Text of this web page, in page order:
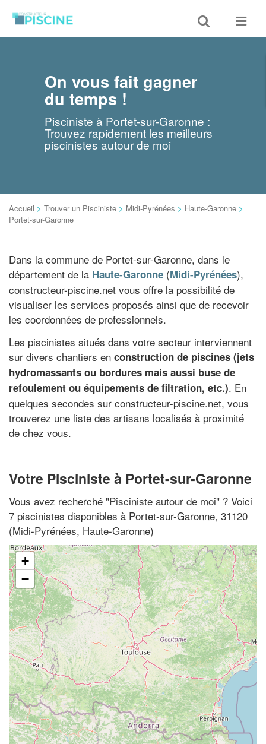
Toggle
search
Toggle
On vous fait gagner
du temps !
Pisciniste à Portet-sur-Garonne :
Trouvez rapidement les meilleurs
piscinistes autour de moi
Accueil > Trouver un Pisciniste > Midi-Pyrénées > Haute-Garonne >
Portet-sur-Garonne
Dans la commune de Portet-sur-Garonne, dans le
département de la Haute-Garonne (Midi-Pyrénées),
constructeur-piscine.net vous offre la possibilité de
visualiser les services proposés ainsi que de recevoir
les coordonnées de professionnels.
Les piscinistes situés dans votre secteur interviennent
sur divers chantiers en construction de piscines (jets
hydromassants ou bordures mais aussi buse de
refoulement ou équipements de filtration, etc.). En
quelques secondes sur constructeur-piscine.net, vous
trouverez une liste des artisans localisés à proximité
de chez vous.
Votre Pisciniste à Portet-sur-Garonne
Vous avez recherché "Pisciniste autour de moi" ? Voici
7 piscinistes disponibles à Portet-sur-Garonne, 31120
(Midi-Pyrénées, Haute-Garonne)
+
−